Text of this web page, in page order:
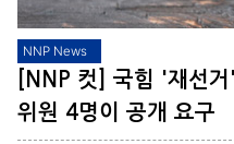
NNP News
[NNP 컷] 국힘 '재선
위원 4명이 공개 요구